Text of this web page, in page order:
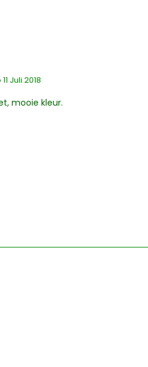
Juli 2018
mooie kleur.